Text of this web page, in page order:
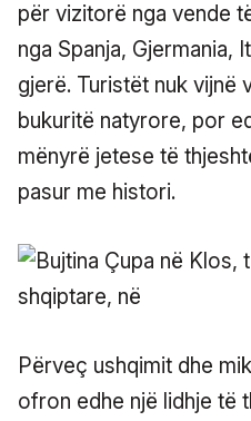
për vizitorë nga vende
nga Spanja, Gjermania,
gjerë. Turistët nuk vijnë
bukuritë natyrore, por
mënyrë jetese të
pasur me histori.
Përveç ushqimit dhe
ofron edhe një lidhje të